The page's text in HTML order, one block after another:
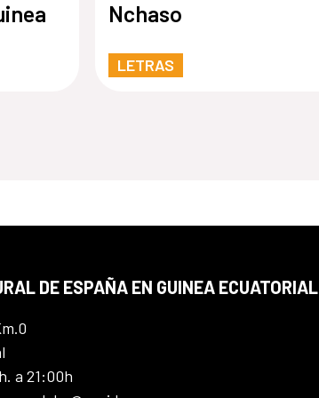
Nchaso
LETRAS
DE ESPAÑA EN GUINEA ECUATORIAL
a 21:00h